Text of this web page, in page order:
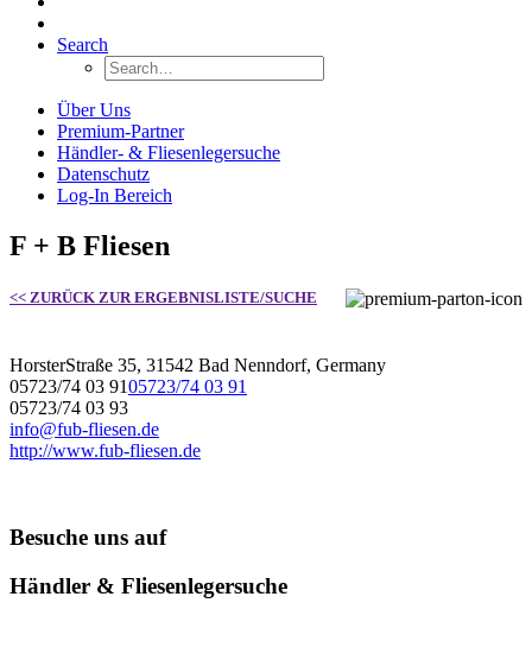
Search
Über Uns
Premium-Partner
Händler- & Fliesenlegersuche
Datenschutz
Log-In Bereich
F + B Fliesen
<< ZURÜCK ZUR ERGEBNISLISTE/SUCHE
HorsterStraße 35, 31542 Bad Nenndorf, Germany
05723/74 03 9105723/74 03 91
05723/74 03 93
info@fub-fliesen.de
http://www.fub-fliesen.de
Besuche uns auf
Händler & Fliesenlegersuche